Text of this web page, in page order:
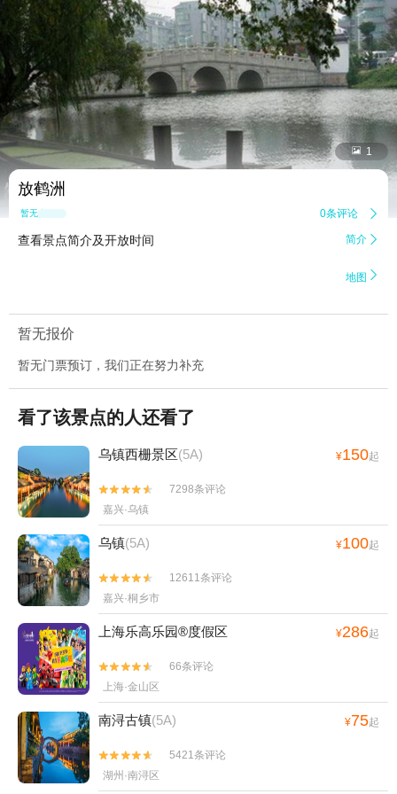
 1
放鹤洲
暂无点评 0条评论 
查看景点简介及开放时间 简介 
地图 
暂无报价
暂无门票预订，我们正在努力补充
看了该景点的人还看了
乌镇西栅景区(5A) ¥150起


7298条评论
嘉兴·乌镇
乌镇(5A) ¥100起


12611条评论
嘉兴·桐乡市
上海乐高乐园®度假区 ¥286起


66条评论
上海·金山区
南浔古镇(5A) ¥75起


5421条评论
湖州·南浔区
